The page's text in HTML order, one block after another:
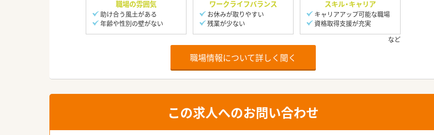
職場の雰囲気
助け合う風土がある
年齢や性別の壁がない
ワークライフバランス
お休みが取りやすい
残業が少ない
スキル・キャリア
キャリアアップ可能な職場
資格取得支援が充実
職場情報について詳しく聞く
この求人へのお問い合わせ